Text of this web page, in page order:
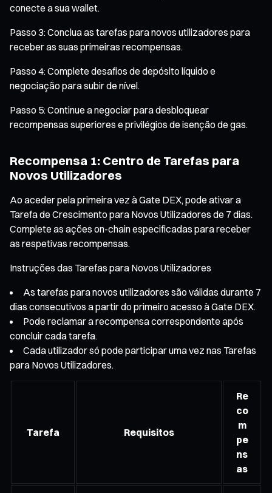
conecte a sua wallet.
Passo 3: Conclua as tarefas para novos utilizadores para
receber as suas primeiras recompensas.
Passo 4: Complete desafios de depósito líquido e
negociação para subir de nível.
Passo 5: Continue a negociar para desbloquear
recompensas superiores e privilégios de isenção de gas.
Recompensa 1: Centro de Tarefas para
Novos Utilizadores
Ao aceder pela primeira vez à Gate DEX, pode ativar a
Tarefa de Crescimento para Novos Utilizadores de 7 dias.
Complete as ações on-chain especificadas para receber
as respetivas recompensas.
Instruções das Tarefas para Novos Utilizadores
As tarefas para novos utilizadores são válidas durante 7
dias consecutivos a partir do primeiro acesso à Gate DEX.
Pode reclamar a recompensa correspondente após
concluir cada tarefa.
Cada utilizador só pode participar uma vez nas Tarefas
para Novos Utilizadores.
Tarefa Requisitos
Re
co
m
pe
ns
as